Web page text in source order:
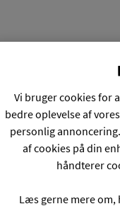
Vi bruger cookies for
bedre oplevelse af
personlig
af cookies på din
håndterer
Læs gerne mere